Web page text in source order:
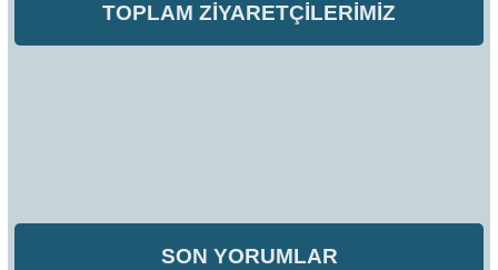
TOPLAM ZİYARETÇİLERİMİZ
SON YORUMLAR